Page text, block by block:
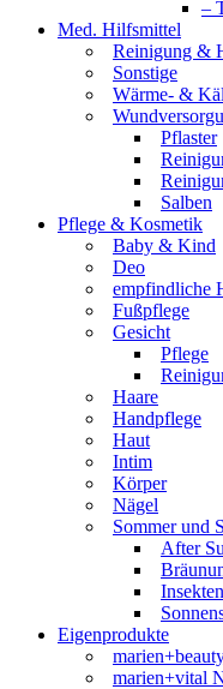
–
Med. Hilfsmittel
Reinigung &
Sonstige
Wärme- &
Pflaster
Salben
Pflege & Kosmetik
Baby & Kind
Deo
empfindliche
Fußpflege
Gesicht
Pflege
Haare
Handpflege
Haut
Intim
Körper
Nägel
Sommer und
After
Eigenprodukte
marien+vital